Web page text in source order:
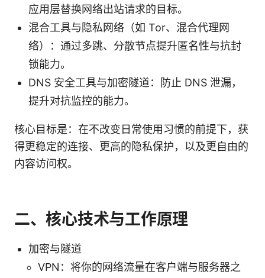
应用层替换网络出站请求的目标。
混合工具与隐私网络（如 Tor、混合代理网
络）：通过多跳、分散节点提升匿名性与抗封
锁能力。
DNS 安全工具与加密隧道：防止 DNS 泄漏，
提升对抗监控的能力。
核心目标是：在不改变日常使用习惯的前提下，获
得更稳定的连接、更高的隐私保护，以及更自由的
内容访问权。
二、核心技术与工作原理
加密与隧道
VPN：将你的网络流量在客户端与服务器之